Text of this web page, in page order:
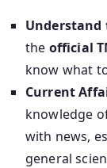
Understand
the official
know what
Current
knowledge
with news,
general